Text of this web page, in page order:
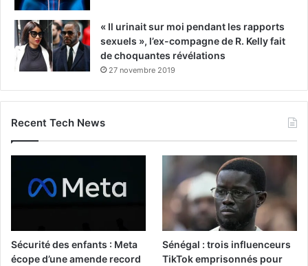
« Il urinait sur moi pendant les rapports
sexuels », l’ex-compagne de R. Kelly fait
de choquantes révélations
27 novembre 2019
Recent Tech News
Sécurité des enfants : Meta
écope d’une amende record
Sénégal : trois influenceurs
TikTok emprisonnés pour